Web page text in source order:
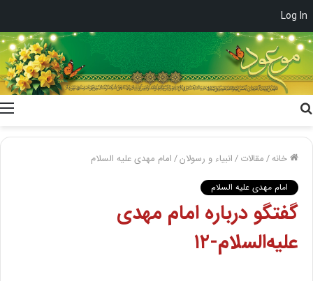
Log In
خانه/مقالات/انبیاء و رسولان/امام مهدی علیه السلام
امام مهدی علیه السلام
گفتگو درباره امام مهدى
علیه‌السلام-۱۲